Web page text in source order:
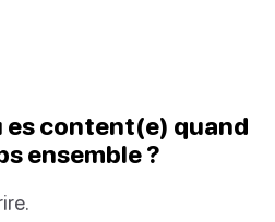
es content(e) quand
ensemble ?